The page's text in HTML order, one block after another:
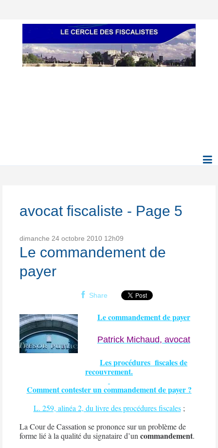
avocat fiscaliste - Page 5
dimanche 24 octobre 2010 12h09
Le commandement de
payer
Share
Le commandement de payer
Patrick Michaud, avocat
Les procédures fiscales de
recouvrement.
Comment contester un commandement de payer ?
L. 259, alinéa 2, du livre des procédures fiscales;
La Cour de Cassation se prononce sur un problème de
forme lié à la qualité du signataire d’un commandement.